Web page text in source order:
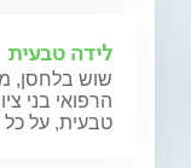
לידה טבעית
שוש בלחסן,
הרפואי בני
טבעית, על